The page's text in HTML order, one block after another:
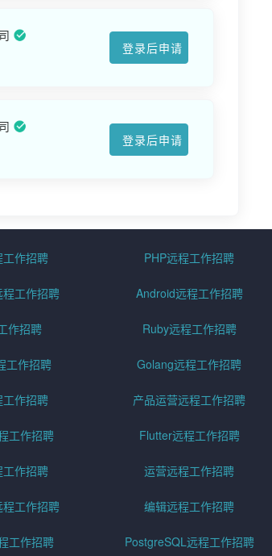
登录后申请
登录后申请
工作招聘 PHP远程工作招聘
工作招聘 Android远程工作招聘
作招聘 Ruby远程工作招聘
工作招聘 Golang远程工作招聘
作招聘 产品运营远程工作招聘
工作招聘 Flutter远程工作招聘
作招聘 运营远程工作招聘
工作招聘 编辑远程工作招聘
工作招聘 PostgreSQL远程工作招聘